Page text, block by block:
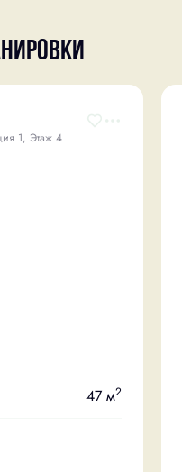
1, Этаж 4
47 м2